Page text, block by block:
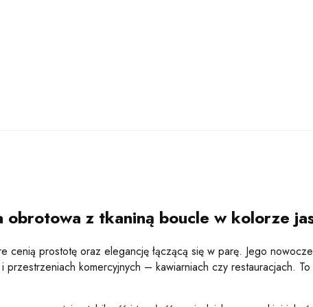
obrotowa z tkaniną boucle w kolorze
prostotę oraz elegancję łączącą się w parę. Jego
komercyjnych – kawiarniach czy restauracjach.